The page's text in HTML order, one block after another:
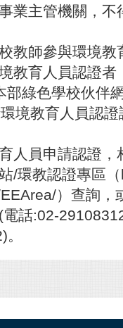
業主管機關 ， 不
教師參與環境教
教育人 員認證者
部綠色學校伙伴網
環境教育人 員認證
人 員申請認證 ，
/環教認證專區 （
EEArea/） 查詢 ，
(電話:02-2910831
)。